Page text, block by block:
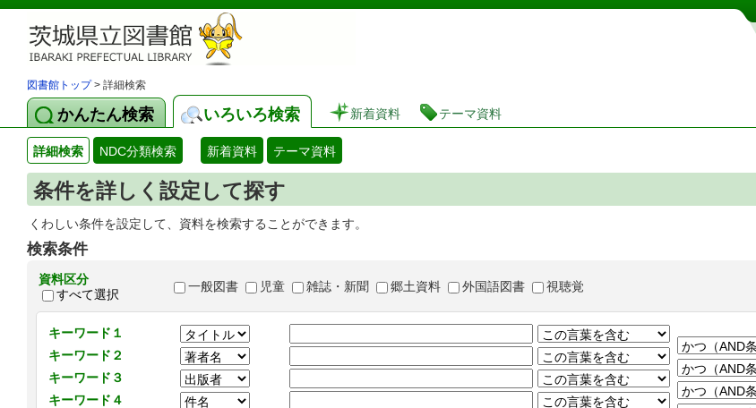
茨城県立図書館 蔵書検索・予約システム
図書館トップ> 詳細検索
かんたん検索 いろいろ検索 新着資料 テーマ資料
詳細検索 NDC分類検索 新着資料 テーマ資料
条件を詳しく設定して探す
くわしい条件を設定して、資料を検索することができます。
検索条件
資料区分
すべて選択
一般図書 児童 雑誌・新聞 郷土資料 外国語図書 視聴覚
キーワード１
キーワード２
キーワード３
キーワード４